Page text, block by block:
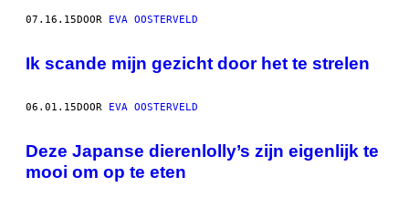
07.16.15DOOR EVA OOSTERVELD
Ik scande mijn gezicht door het te strelen
06.01.15DOOR EVA OOSTERVELD
Deze Japanse dierenlolly’s zijn eigenlijk te
mooi om op te eten